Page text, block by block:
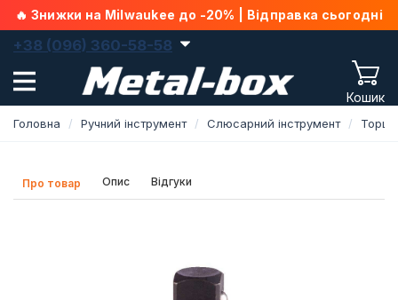
🔥 Знижки на Milwaukee до -20% | Відправка сьогодні
+38 (096) 360-58-58
Кошик
Головна Ручний інструмент Слюсарний інструмент
Про товар Опис Відгуки